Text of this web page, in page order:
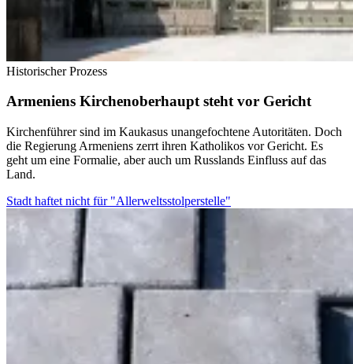
Historischer Prozess
Armeniens Kirchenoberhaupt steht vor Gericht
Kirchenführer sind im Kaukasus unangefochtene Autoritäten. Doch
die Regierung Armeniens zerrt ihren Katholikos vor Gericht. Es
geht um eine Formalie, aber auch um Russlands Einfluss auf das
Land.
Stadt haftet nicht für "Allerweltsstolperstelle"